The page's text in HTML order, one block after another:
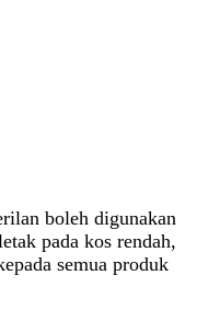
boleh digunakan
pada kos rendah,
semua produk